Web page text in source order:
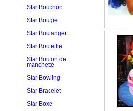
Star Bouchon
Star Bougie
Star Boulanger
Star Bouteille
Star Bouton de
manchette
Star Bowling
Star Bracelet
Star Boxe